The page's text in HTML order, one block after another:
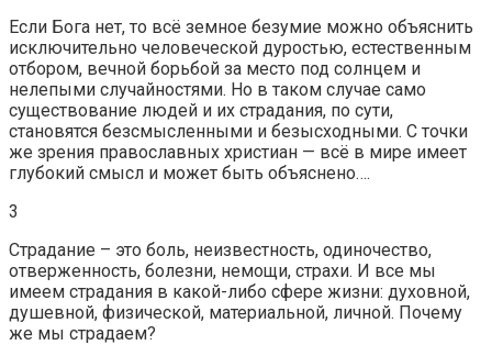
Если Бога нет, то всё земное безумие можно объяснить
исключительно человеческой дуростью, естественным
отбором, вечной борьбой за место под солнцем и
нелепыми случайностями. Но в таком случае само
существование людей и их страдания, по сути,
становятся безсмысленными и безысходными. С точки
же зрения православных христиан — всё в мире имеет
глубокий смысл и может быть объяснено….
3
Страдание – это боль, неизвестность, одиночество,
отверженность, болезни, немощи, страхи. И все мы
имеем страдания в какой-либо сфере жизни: духовной,
душевной, физической, материальной, личной. Почему
же мы страдаем?